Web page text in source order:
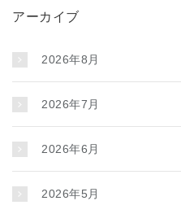
アーカイブ
2026年8月
2026年7月
2026年6月
2026年5月